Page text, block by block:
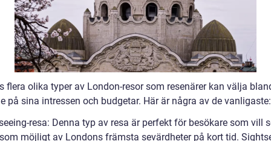
flera olika typer av London-resor som resenärer kan välja
på sina intressen och budgetar. Här är några av de vanligaste:
resa: Denna typ av resa är perfekt för besökare som vill
möjligt av Londons främsta sevärdheter på kort tid.